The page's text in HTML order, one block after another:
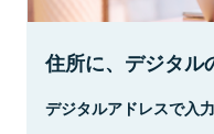
住所に、デジタル
デジタルアドレスで入